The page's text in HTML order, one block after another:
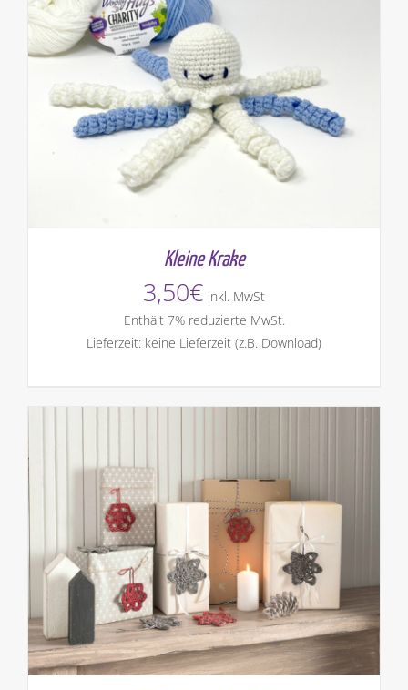
Kleine Krake
3,50€ inkl. MwSt
Enthält 7% reduzierte MwSt.
Lieferzeit: keine Lieferzeit (z.B. Download)